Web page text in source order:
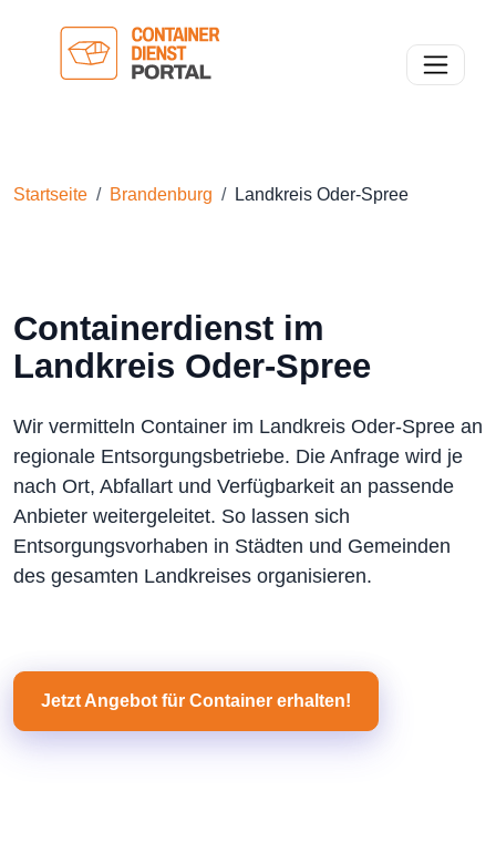
Toggle
Startseite Brandenburg Landkreis Oder-Spree
Containerdienst im
Landkreis Oder-Spree
Wir vermitteln Container im Landkreis Oder-Spree an
regionale Entsorgungsbetriebe. Die Anfrage wird je
nach Ort, Abfallart und Verfügbarkeit an passende
Anbieter weitergeleitet. So lassen sich
Entsorgungsvorhaben in Städten und Gemeinden
des gesamten Landkreises organisieren.
Jetzt Angebot für Container erhalten!